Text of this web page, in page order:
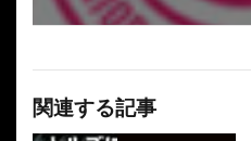
関連する記事